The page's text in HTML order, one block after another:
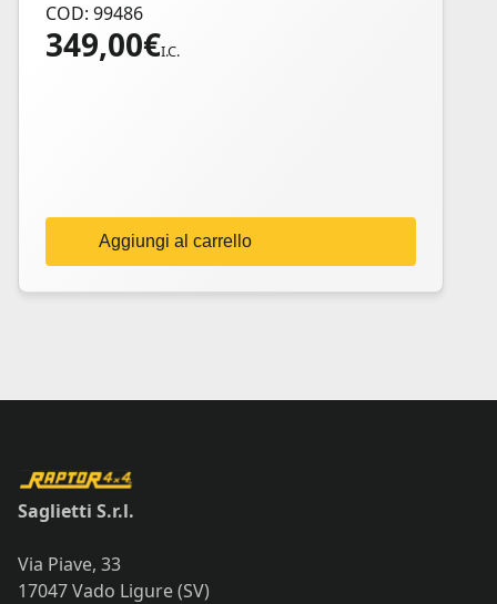
COD: 99486
349,00€I.C.
Aggiungi al carrello
Saglietti S.r.l.
Via Piave, 33
17047 Vado Ligure (SV)